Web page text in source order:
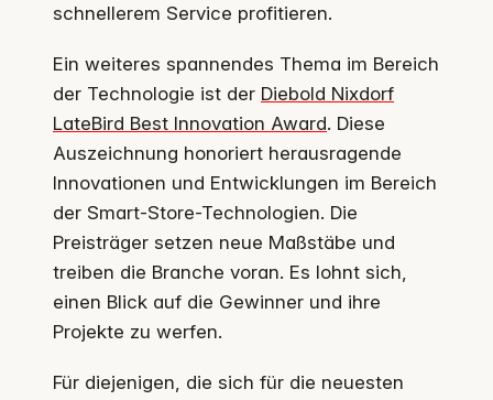
schnellerem Service profitieren.
Ein weiteres spannendes Thema im Bereich
der Technologie ist der Diebold Nixdorf
LateBird Best Innovation Award. Diese
Auszeichnung honoriert herausragende
Innovationen und Entwicklungen im Bereich
der Smart-Store-Technologien. Die
Preisträger setzen neue Maßstäbe und
treiben die Branche voran. Es lohnt sich,
einen Blick auf die Gewinner und ihre
Projekte zu werfen.
Für diejenigen, die sich für die neuesten